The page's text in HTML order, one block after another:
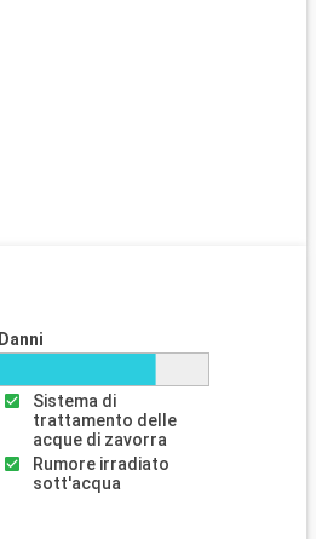
Danni
Sistema di
trattamento delle
acque di zavorra
Rumore irradiato
sott'acqua